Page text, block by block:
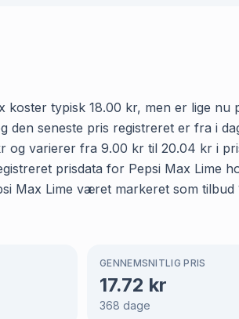
koster typisk 18.00 kr, men er lige
den seneste pris registreret er fra i
og varierer fra 9.00 kr til 20.04 kr i
prisdata for Pepsi Max Lime
Max Lime været markeret som
GENNEMSNITLIG PRIS
17.72 kr
368 dage